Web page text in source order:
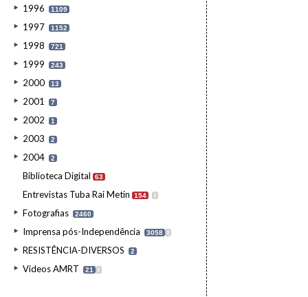
1996 1109
1997 1152
1998 721
1999 243
2000 13
2001 7
2002 1
2003 2
2004 2
Biblioteca Digital 63
Entrevistas Tuba Rai Metin 154 I
Fotografias 2460
Imprensa pós-Independência 3058 I
RESISTÊNCIA-DIVERSOS 2
Videos AMRT 21 I